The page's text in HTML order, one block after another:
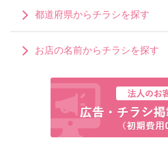
都道府県からチラシを探す
お店の名前からチラシを探す